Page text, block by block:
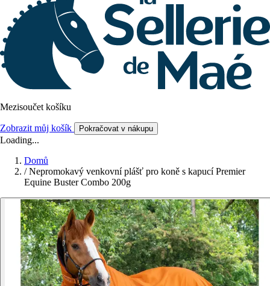
Mezisoučet košíku
Zobrazit můj košík Pokračovat v nákupu
Loading...
Domů
/ Nepromokavý venkovní plášť pro koně s kapucí Premier
Equine Buster Combo 200g